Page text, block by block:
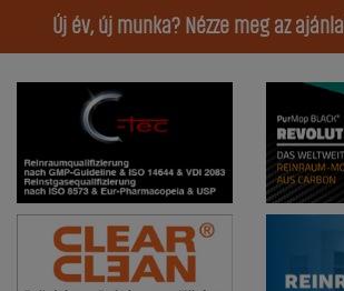
Új év, új munka? Nézze meg az